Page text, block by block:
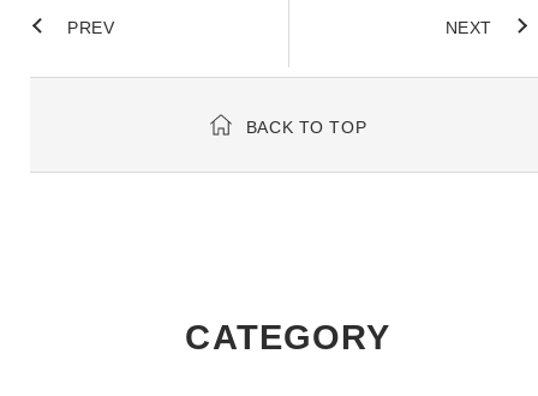
PREV NEXT
BACK TO TOP
CATEGORY